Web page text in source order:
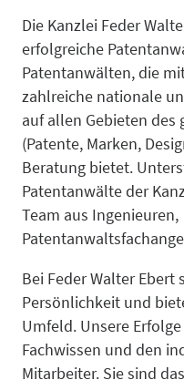
IP-
Die Kanzlei Feder
erfolgreiche
Patentanwälten, die
zahlreiche nationale
auf allen Gebieten des
(Patente, Marken,
Beratung bietet.
Patentanwälte der
Team aus Ingenieuren,
Bei Feder Walter
Persönlichkeit und
Umfeld. Unsere
Fachwissen und den
Mitarbeiter. Sie sind